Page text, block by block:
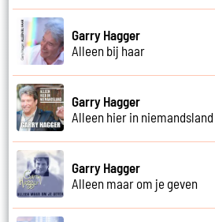
Garry Hagger
Alleen bij haar
Garry Hagger
Alleen hier in niemandsland
Garry Hagger
Alleen maar om je geven